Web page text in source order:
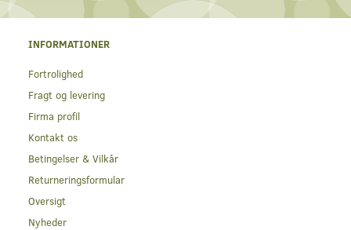
INFORMATIONER
Fortrolighed
Fragt og levering
Firma profil
Kontakt os
Betingelser & Vilkår
Returneringsformular
Oversigt
Nyheder